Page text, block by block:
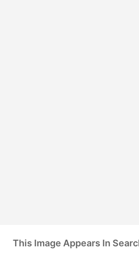
This Image Appears In